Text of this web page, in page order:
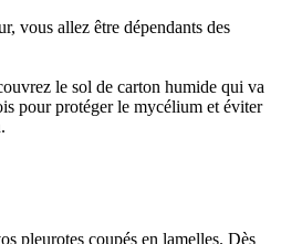
vous allez être dépendants des
le sol de carton humide qui va
pour protéger le mycélium et éviter
pleurotes coupés en lamelles. Dès